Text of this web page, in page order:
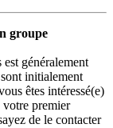
groupe
généralement
initialement
êtes intéressé(e)
votre premier
de le contacter